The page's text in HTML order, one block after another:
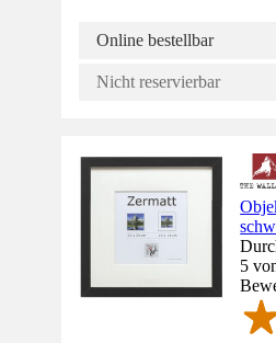
Online bestellbar
Nicht reservierbar
5